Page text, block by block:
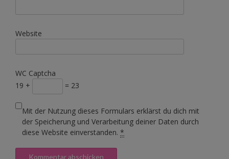
Website
WC Captcha
19 +
= 23
Mit der Nutzung dieses Formulars erklärst du dich mit
der Speicherung und Verarbeitung deiner Daten durch
diese Website einverstanden. *